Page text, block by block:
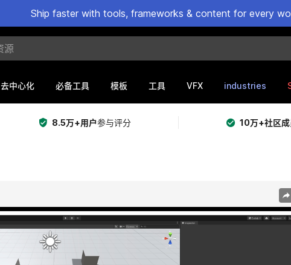
Ship faster with tools, frameworks & content for every
去中心化 必备工具 模板 工具 VFX industries
8.5万+用户参与评分 10万+社区